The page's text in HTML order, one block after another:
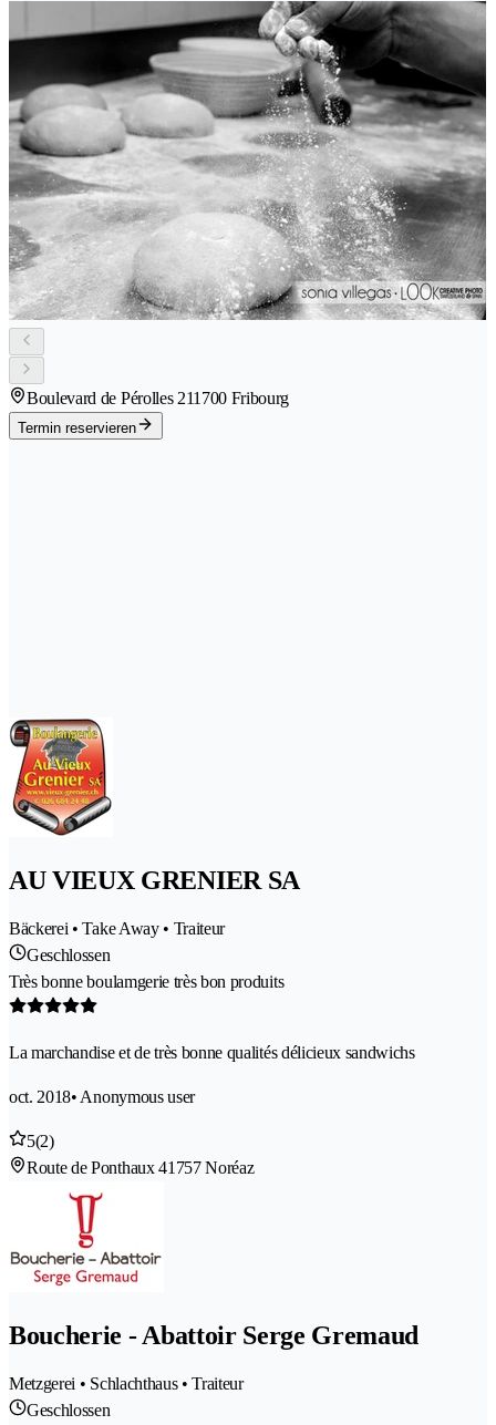
Boulevard de Pérolles 211700 Fribourg
Termin reservieren
AU VIEUX GRENIER SA
Bäckerei • Take Away • Traiteur
Geschlossen
Très bonne boulamgerie très bon produits
La marchandise et de très bonne qualités délicieux sandwichs
oct. 2018• Anonymous user
5(2)
Route de Ponthaux 41757 Noréaz
Boucherie - Abattoir Serge Gremaud
Metzgerei • Schlachthaus • Traiteur
Geschlossen